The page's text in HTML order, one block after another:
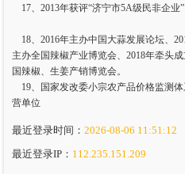
17、2013年获评“济宁市5A级民非企
18、2016年主办中国大蒜发展论坛、
主办全国辣椒产业博览会、2018年牵头
国辣椒、生姜产销博览会。
19、国家发改委小宗农产品价格监测体
营单位
最近登录时间： 2026-08-06 11:51:12
最近登录IP： 112.235.151.209